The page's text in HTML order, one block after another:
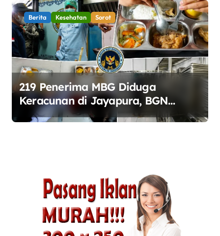
Berita Kesehatan Sorot
219 Penerima MBG Diduga
Keracunan di Jayapura, BGN
Perketat Pengawasan Keamanan